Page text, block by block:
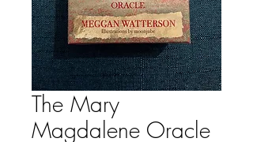
The Mary
Magdalene Oracle